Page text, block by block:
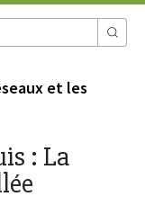
et les
: La